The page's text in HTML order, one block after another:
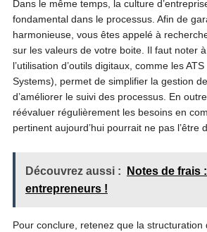
Dans le même temps, la culture
fondamental dans le processus. Afin de
harmonieuse, vous êtes appelé à
sur les valeurs de votre boite. Il faut noter
l’utilisation d’outils digitaux, comme les
Systems), permet de simplifier la gestion
d’améliorer le suivi des processus. En
réévaluer régulièrement les besoins en
pertinent aujourd’hui pourrait ne pas l’être
Découvrez aussi :
Notes de frais
entrepreneurs !
Pour conclure, retenez que la structuration